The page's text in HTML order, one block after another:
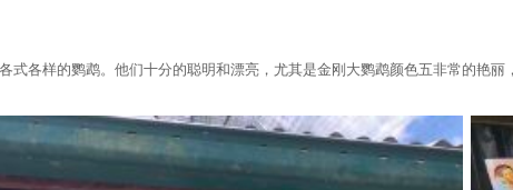
各样的鹦鹉。他们十分的聪明和漂亮，尤其是金刚大鹦鹉颜色五非常的艳